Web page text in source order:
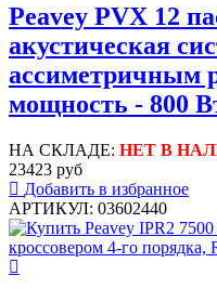
Peavey PVX 12
акустическая
ассиметричным
мощность - 800
НА СКЛАДЕ: НЕТ В
23423 руб
Добавить в избранное
АРТИКУЛ: 03602440